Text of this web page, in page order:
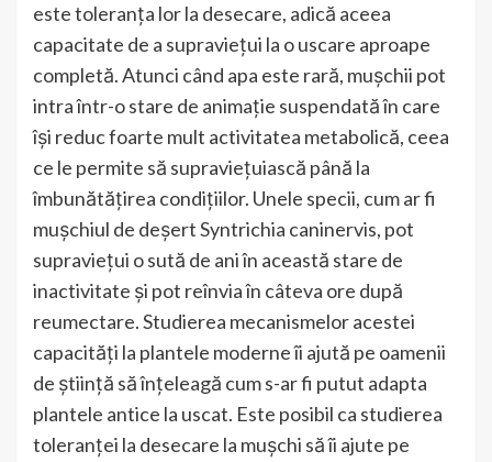
este toleranța lor la desecare, adică aceea
capacitate de a supraviețui la o uscare aproape
completă. Atunci când apa este rară, mușchii pot
intra într-o stare de animație suspendată în care
își reduc foarte mult activitatea metabolică, ceea
ce le permite să supraviețuiască până la
îmbunătățirea condițiilor. Unele specii, cum ar fi
mușchiul de deșert Syntrichia caninervis, pot
supraviețui o sută de ani în această stare de
inactivitate și pot reînvia în câteva ore după
reumectare. Studierea mecanismelor acestei
capacități la plantele moderne îi ajută pe oamenii
de știință să înțeleagă cum s-ar fi putut adapta
plantele antice la uscat. Este posibil ca studierea
toleranței la desecare la mușchi să îi ajute pe